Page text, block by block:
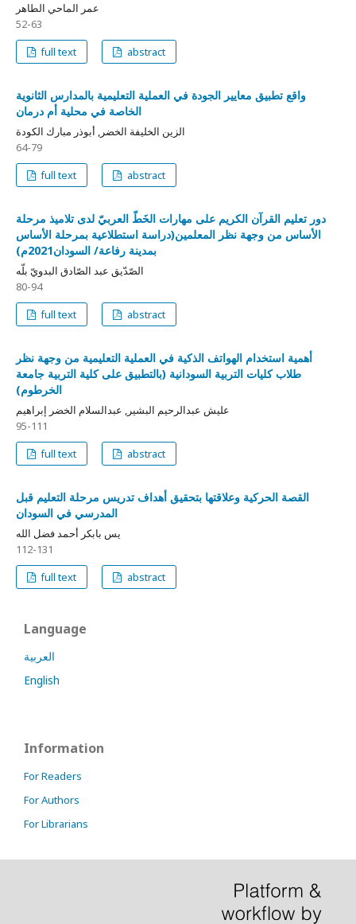
عمر الماحي الطاهر
52-63
full text
abstract
واقع تطبيق معايير الجودة في العملية التعليمية بالمدارس الثانوية
الخاصة في محلية أم درمان
الزين الخليفة الخضر, أبوذر مبارك الكودة
64-79
full text
abstract
دور تعليم القرآن الكريم على مهارات الخَطّ العربيّ لدى تلاميذ مرحلة
الأساس من وجهة نظر المعلمين(دراسة استطلاعية بمرحلة الأساس
بمدينة رفاعة/ السودان2021م)
الصّدّيق عبد الصّادق البدويّ بلّه
80-94
full text
abstract
أهمية استخدام الهواتف الذكية في العملية التعليمية من وجهة نظر
طلاب كليات التربية السودانية (بالتطبيق على كلية التربية جامعة
الخرطوم)
عليش عبدالرحيم البشير, عبدالسلام الخضر إبراهيم
95-111
full text
abstract
القصة الحركية وعلاقتها بتحقيق أهداف تدريس مرحلة التعليم قبل
المدرسي في السودان
يس بابكر أحمد فضل الله
112-131
full text
abstract
Language
العربية
English
Information
For Readers
For Authors
For Librarians